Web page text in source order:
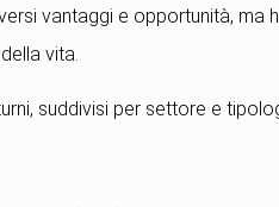
vantaggi e opportunità, ma
vita.
suddivisi per settore e